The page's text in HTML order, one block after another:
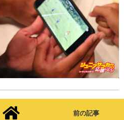
前の記事